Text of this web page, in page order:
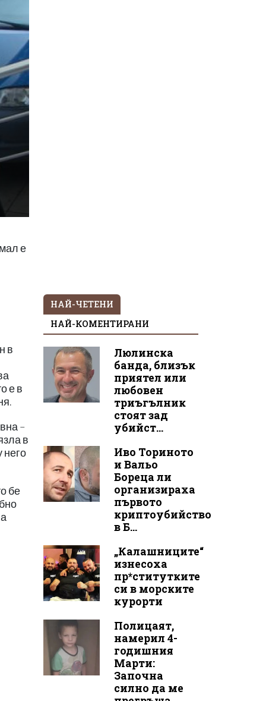
е
в
е в
–
в
него
бе
НАЙ-ЧЕТЕНИ
НАЙ-КОМЕНТИРАНИ
Люлинска
банда, близък
приятел или
любовен
триъгълник
стоят зад
убийст...
Иво Ториното
и Вальо
Бореца ли
организираха
първото
криптоубийство
в Б...
„Калашниците“
изнесоха
пр*ститутките
си в морските
курорти
Полицаят,
намерил 4-
годишния
Марти:
Започна
силно да ме